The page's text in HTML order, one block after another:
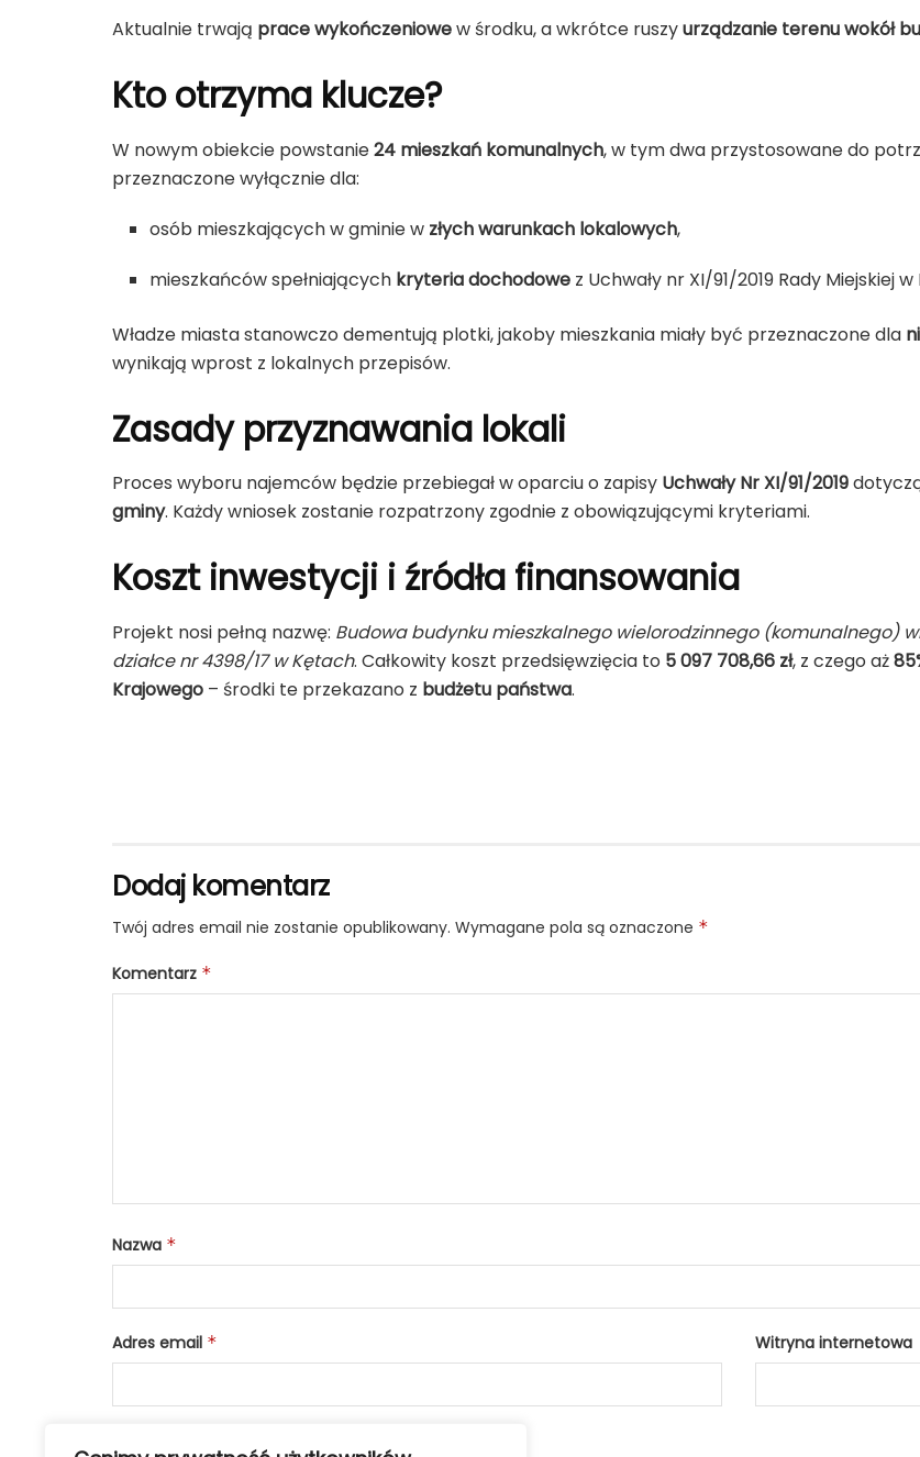
Aktualnie trwają prace wykończeniowew środku, a wkrótce ruszyurządzanie terenu wokół
Kto otrzyma klucze?
W nowym obiekcie powstanie24 mieszkań komunalnych, w tym dwa przystosowane do
przeznaczone wyłącznie dla:
osób mieszkających w gminie w złych warunkach lokalowych,
mieszkańców spełniających kryteria dochodowe z Uchwały nr XI/91/2019 Rady Miejskiej
Władze miasta stanowczo dementują plotki, jakoby mieszkania miały być przeznaczone dla
wynikają wprost z lokalnych przepisów.
Zasady przyznawania lokali
Proces wyboru najemców będzie przebiegał w oparciu o zapisy Uchwały Nr XI/91/2019
gminy. Każdy wniosek zostanie rozpatrzony zgodnie z obowiązującymi kryteriami.
Koszt inwestycji i źródła finansowania
Projekt nosi pełną nazwę: Budowa budynku mieszkalnego wielorodzinnego (komunalnego)
działce nr 4398/17 w Kętach. Całkowity koszt przedsięwzięcia to 5 097 708,66 zł, z czego aż
Krajowego – środki te przekazano z budżetu państwa.
Dodaj komentarz
Twój adres email nie zostanie opublikowany. Wymagane pola są oznaczone *
Komentarz *
Nazwa *
Adres email * Witryna internetowa